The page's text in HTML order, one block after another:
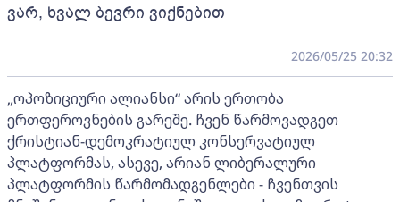
ვარ, ხვალ ბევრი ვიქნებით
2026/05/25 20:32
„ოპოზიციური ალიანსი“ არის ერთობა
ერთფეროვნების გარეშე. ჩვენ წარმოვადგეთ
ქრისტიან-დემოკრატიულ კონსერვატიულ
პლატფორმას, ასევე, არიან ლიბერალური
პლატფორმის წარმომადგენლები - ჩვენთვის